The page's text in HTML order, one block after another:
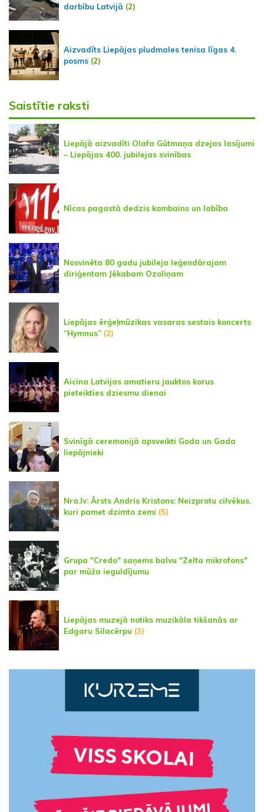
darbību Latvijā (2)
Aizvadīts Liepājas pludmales tenisa līgas 4.
posms (2)
Saistītie raksti
Liepājā aizvadīti Olafa Gūtmaņa dzejas lasījumi
– Liepājas 400. jubilejas svinības
Nīcas pagastā dedzis kombains un labība
Nosvinēta 80 gadu jubileja leģendārajam
diriģentam Jēkabam Ozoliņam
Liepājas ērģeļmūzikas vasaras sestais koncerts
“Hymnus” (2)
Aicina Latvijas amatieru jauktos korus
pieteikties dziesmu dienai
Svinīgā ceremonijā apsveikti Goda un Gada
liepājnieki
Nra.lv: Ārsts Andris Kristons: Neizprotu cilvēkus,
kuri pamet dzimto zemi (5)
Grupa "Credo" saņems balvu "Zelta mikrofons"
par mūža ieguldījumu
Liepājas muzejā notiks muzikāla tikšanās ar
Edgaru Silacērpu (3)